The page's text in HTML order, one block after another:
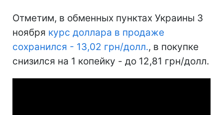
Отметим, в обменных пунктах Украины 3
ноября курс доллара в продаже
сохранился - 13,02 грн/долл., в покупке
снизился на 1 копейку - до 12,81 грн/долл.